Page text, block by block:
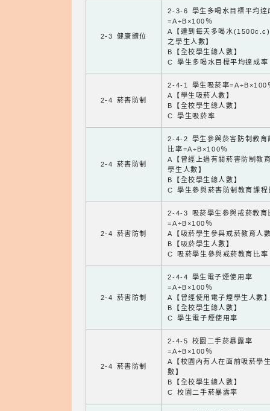
2-3 健康體位
2-3-6 學生多喝水目標平均達
=A÷B×100％
A【達到每天多喝水
之學生人數】
B【全校學生總人數】
C 學生多喝水目標平均達成率
2-4 菸害防制
2-4-1 學生吸菸率=A÷B×100
A【學生吸菸人數】
B【全校學生總人數】
C 學生吸菸率
2-4 菸害防制
2-4-2 學生參與菸害防制教育
比率=A÷B×100％
A【曾經上過有關菸害防制教
學生人數】
B【全校學生總人數】
C 學生參與菸害防制教育課程
2-4 菸害防制
2-4-3 吸菸學生參與戒菸教育
=A÷B×100％
A【吸菸學生參與戒菸教育人
B【吸菸學生人數】
C 吸菸學生參與戒菸教育比率
2-4 菸害防制
2-4-4 學生電子煙使用率
=A÷B×100％
A【曾經使用電子煙學生人數
B【全校學生總人數】
C 學生電子煙使用率
2-4 菸害防制
2-4-5 校園二手菸暴露率
=A÷B×100％
A【校園內有人在面前吸菸學
數】
B【全校學生總人數】
C 校園二手菸暴露率